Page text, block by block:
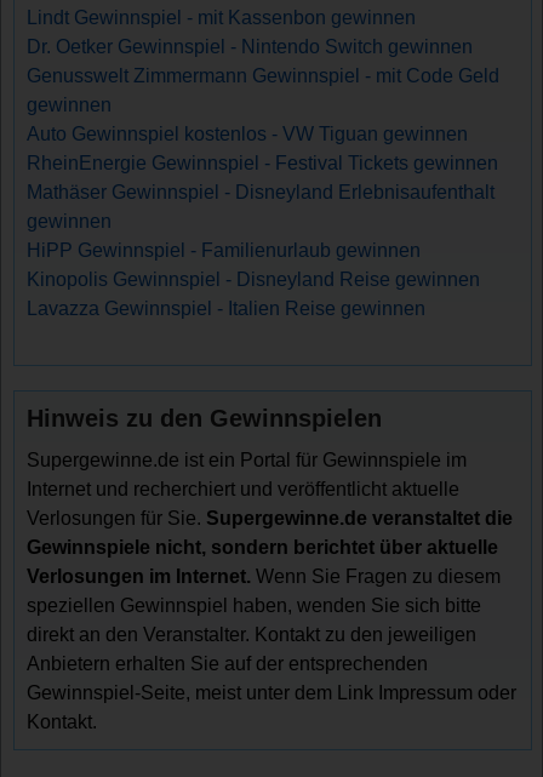
Lindt Gewinnspiel - mit Kassenbon gewinnen
Dr. Oetker Gewinnspiel - Nintendo Switch gewinnen
Genusswelt Zimmermann Gewinnspiel - mit Code Geld
gewinnen
Auto Gewinnspiel kostenlos - VW Tiguan gewinnen
RheinEnergie Gewinnspiel - Festival Tickets gewinnen
Mathäser Gewinnspiel - Disneyland Erlebnisaufenthalt
gewinnen
HiPP Gewinnspiel - Familienurlaub gewinnen
Kinopolis Gewinnspiel - Disneyland Reise gewinnen
Lavazza Gewinnspiel - Italien Reise gewinnen
Hinweis zu den Gewinnspielen
Supergewinne.de ist ein Portal für Gewinnspiele im
Internet und recherchiert und veröffentlicht aktuelle
Verlosungen für Sie. Supergewinne.de veranstaltet die
Gewinnspiele nicht, sondern berichtet über aktuelle
Verlosungen im Internet. Wenn Sie Fragen zu diesem
speziellen Gewinnspiel haben, wenden Sie sich bitte
direkt an den Veranstalter. Kontakt zu den jeweiligen
Anbietern erhalten Sie auf der entsprechenden
Gewinnspiel-Seite, meist unter dem Link Impressum oder
Kontakt.